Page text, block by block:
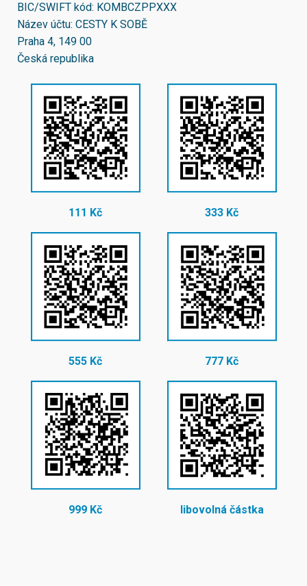
BIC/SWIFT kód: KOMBCZPPXXX
Název účtu: CESTY K SOBĚ
Praha 4, 149 00
Česká republika
111 Kč 333 Kč
555 Kč 777 Kč
999 Kč libovolná částka